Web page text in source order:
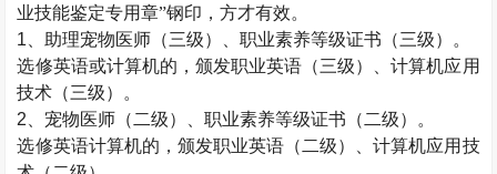
业技能鉴定专用章”钢印，方才有效。
1、助理宠物医师（三级）、职业素养等级证书（三级）。
选修英语或计算机的，颁发职业英语（三级）、计算机应用
技术（三级）。
2、宠物医师（二级）、职业素养等级证书（二级）。
选修英语计算机的，颁发职业英语（二级）、计算机应用技